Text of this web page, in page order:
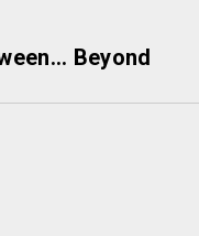
Beyond